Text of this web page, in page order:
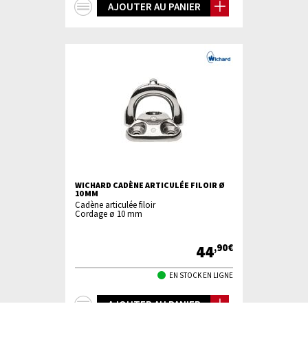
AJOUTER AU PANIER
WICHARD CADÈNE ARTICULÉE FILOIR Ø
10 MM
Cadène articulée filoir
Cordage ø 10 mm
44,90€
EN STOCK EN LIGNE
+ AJOUTER AU PANIER